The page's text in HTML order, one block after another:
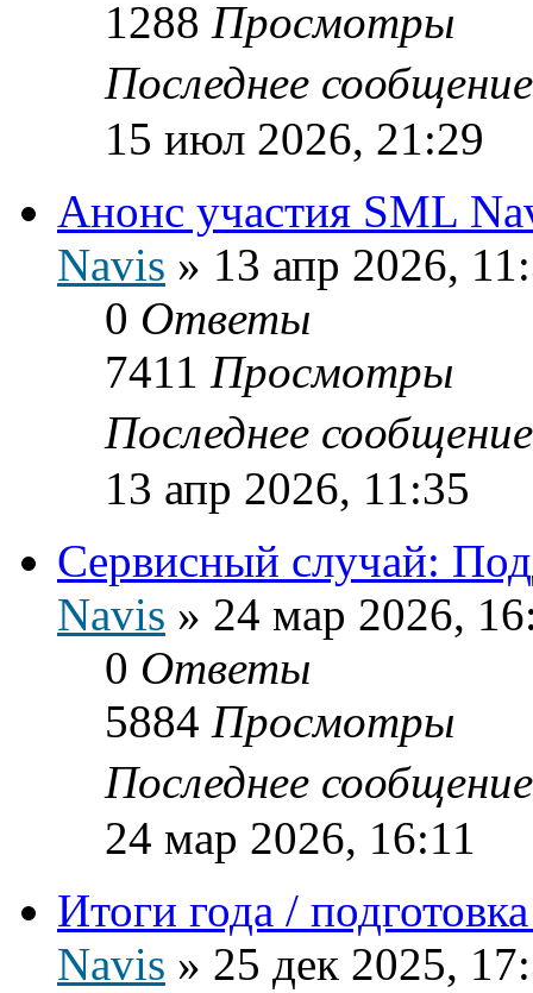
1288 Просмотры
Последнее
15 июл 2026, 21:29
Анонс участия SML
Navis » 13 апр 2026,
0 Ответы
7411 Просмотры
Последнее
13 апр 2026, 11:35
Сервисный случай:
Navis » 24 мар 2026,
0 Ответы
5884 Просмотры
Последнее
24 мар 2026, 16:11
Итоги года /
Navis » 25 дек 2025,